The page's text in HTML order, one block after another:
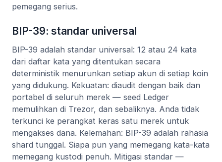
pemegang serius.
BIP-39: standar universal
BIP-39 adalah standar universal: 12 atau 24 kata
dari daftar kata yang ditentukan secara
deterministik menurunkan setiap akun di setiap koin
yang didukung. Kekuatan: diaudit dengan baik dan
portabel di seluruh merek — seed Ledger
memulihkan di Trezor, dan sebaliknya. Anda tidak
terkunci ke perangkat keras satu merek untuk
mengakses dana. Kelemahan: BIP-39 adalah rahasia
shard tunggal. Siapa pun yang memegang kata-kata
memegang kustodi penuh. Mitigasi standar —